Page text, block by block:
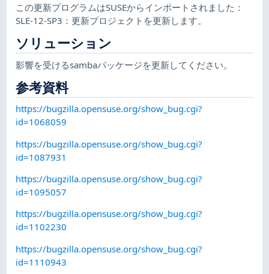
この更新プログラムはSUSEからインポートされました：
SLE-12-SP3：更新プロジェクトを更新します。
ソリューション
影響を受けるsambaパッケージを更新してください。
参考資料
https://bugzilla.opensuse.org/show_bug.cgi?
id=1068059
https://bugzilla.opensuse.org/show_bug.cgi?
id=1087931
https://bugzilla.opensuse.org/show_bug.cgi?
id=1095057
https://bugzilla.opensuse.org/show_bug.cgi?
id=1102230
https://bugzilla.opensuse.org/show_bug.cgi?
id=1110943